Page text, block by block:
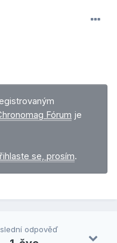
Fórum je
se, prosím.
odpověď